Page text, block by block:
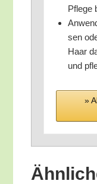
Pfle­ge
sen
Haar
und
»